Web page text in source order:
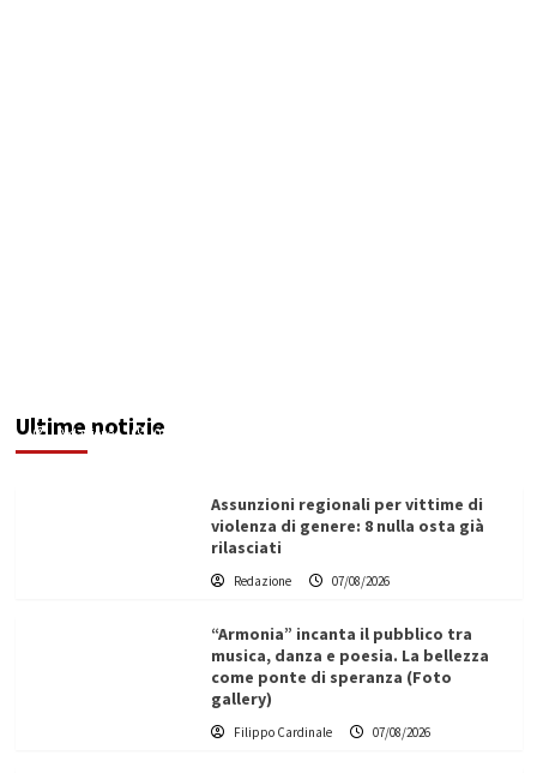
Ultime notizie
Redazione 07/08/2026
Assunzioni regionali per vittime di
violenza di genere: 8 nulla osta già
rilasciati
Redazione 07/08/2026
“Armonia” incanta il pubblico tra
musica, danza e poesia. La bellezza
come ponte di speranza (Foto
gallery)
Filippo Cardinale 07/08/2026